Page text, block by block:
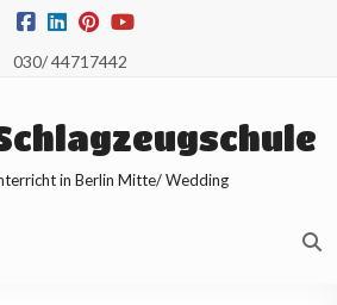
030/ 44717442
in Berlin Mitte/ Wedding